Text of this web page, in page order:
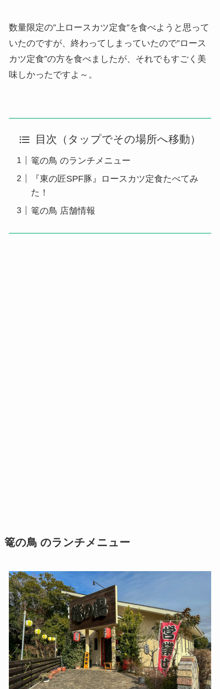
数量限定の”上ロースカツ定食”を食べようと思って
いたのですが、終わってしまっていたので”ロース
カツ定食”の方を食べましたが、それでもすごく美
味しかったですよ～。
目次（タップでその場所へ移動）
篭の鳥 のランチメニュー
『東の匠SPF豚』ロースカツ定食たべてみ
た！
篭の鳥 店舗情報
篭の鳥 のランチメニュー